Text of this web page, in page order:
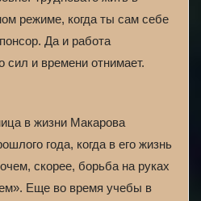
режиме, когда ты сам себе
Да и работа
сил и времени отнимает.
в жизни Макарова
года, когда в его жизнь
скорее, борьба на руках
Еще во время учебы в